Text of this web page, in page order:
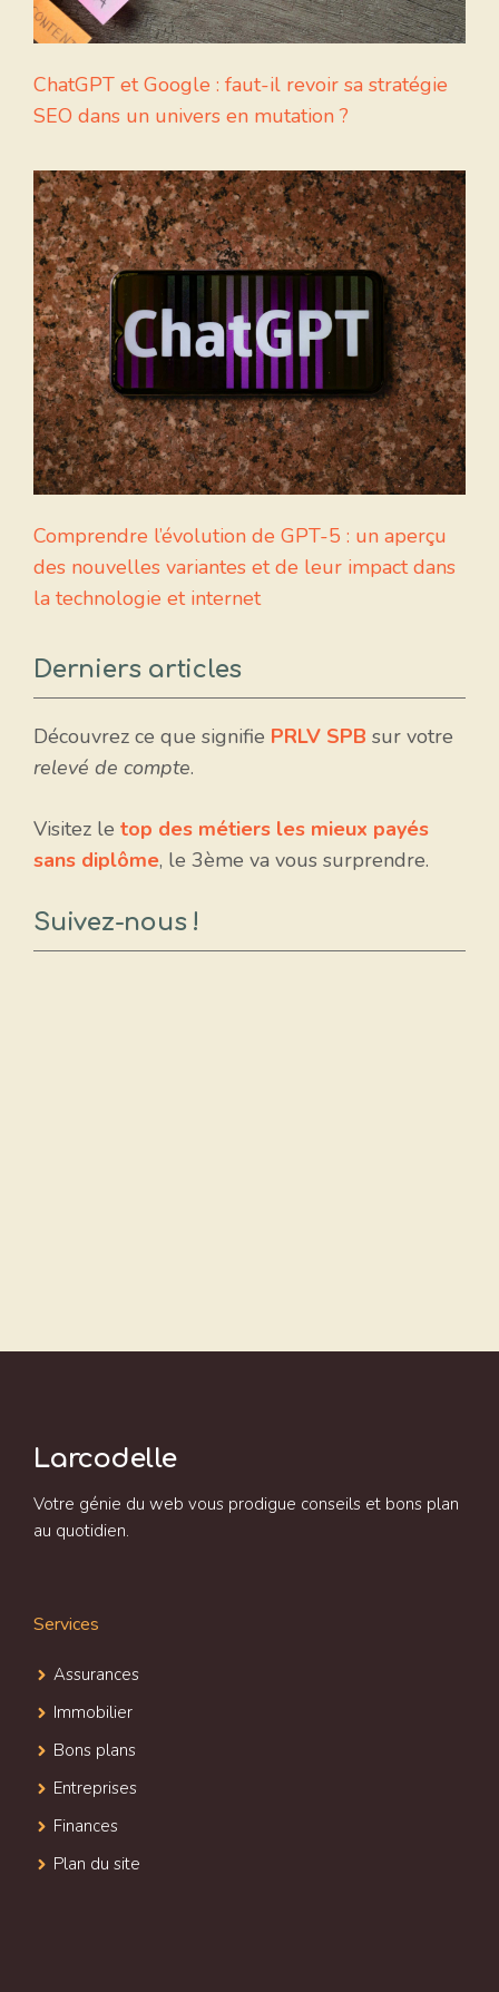
ChatGPT et Google : faut-il revoir sa stratégie
SEO dans un univers en mutation ?
Comprendre l’évolution de GPT-5 : un aperçu
des nouvelles variantes et de leur impact dans
la technologie et internet
Derniers articles
Découvrez ce que signifie PRLV SPB sur votre
relevé de compte.
Visitez le top des métiers les mieux payés
sans diplôme, le 3ème va vous surprendre.
Suivez-nous !
Larcodelle
Votre génie du web vous prodigue conseils et bons plan
au quotidien.
Services
Assurances
Immobilier
Bons plans
Entreprises
Finances
Plan du site